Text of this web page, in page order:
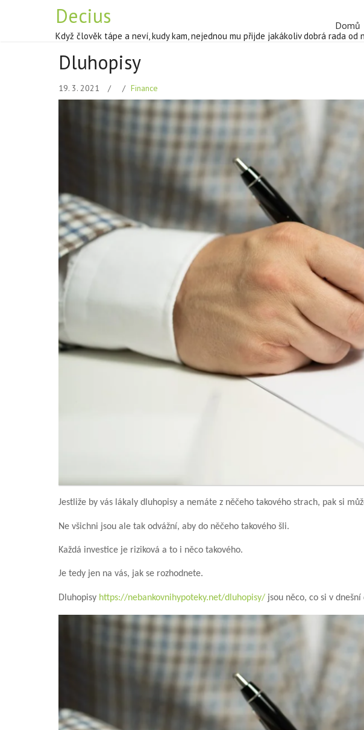
Decius
Když člověk tápe a neví, kudy kam, nejednou mu přijde jakákoliv dobrá rada
Domů
Dluhopisy
19. 3. 2021 Finance
Jestliže by vás lákaly dluhopisy a nemáte z něčeho takového strach, pak si
Ne všichni jsou ale tak odvážní, aby do něčeho takového šli.
Každá investice je riziková a to i něco takového.
Je tedy jen na vás, jak se rozhodnete.
Dluhopisy https://nebankovnihypoteky.net/dluhopisy/ jsou něco, co si v